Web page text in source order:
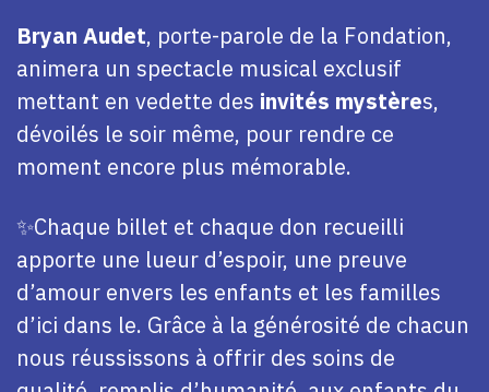
Bryan Audet, porte-parole de la Fondation,
animera un spectacle musical exclusif
mettant en vedette des invités mystères,
dévoilés le soir même, pour rendre ce
moment encore plus mémorable.
✨Chaque billet et chaque don recueilli
apporte une lueur d’espoir, une preuve
d’amour envers les enfants et les familles
d’ici dans le. Grâce à la générosité de chacun
nous réussissons à offrir des soins de